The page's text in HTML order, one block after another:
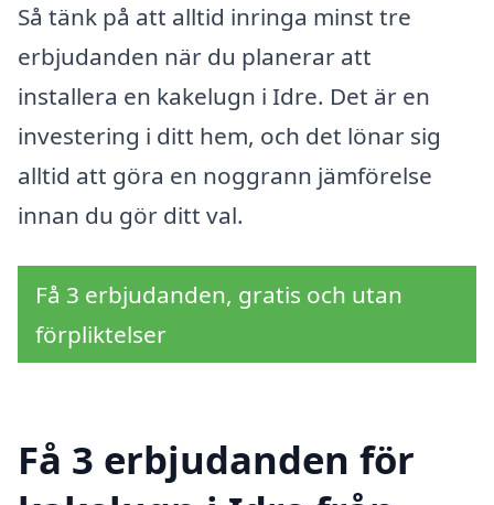
Så tänk på att alltid inringa minst tre
erbjudanden när du planerar att
installera en kakelugn i Idre. Det är en
investering i ditt hem, och det lönar sig
alltid att göra en noggrann jämförelse
innan du gör ditt val.
Få 3 erbjudanden, gratis och utan
förpliktelser
Få 3 erbjudanden för